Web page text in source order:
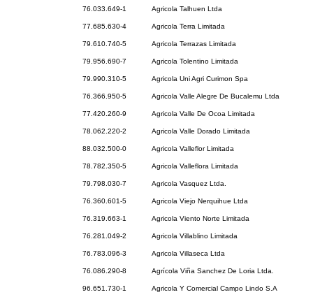
76.033.649-1 Agricola Talhuen Ltda
77.685.630-4 Agricola Terra Limitada
79.610.740-5 Agricola Terrazas Limitada
79.956.690-7 Agricola Tolentino Limitada
79.990.310-5 Agricola Uni Agri Curimon Spa
76.366.950-5 Agricola Valle Alegre De Bucalemu Ltda
77.420.260-9 Agricola Valle De Ocoa Limitada
78.062.220-2 Agricola Valle Dorado Limitada
88.032.500-0 Agricola Valleflor Limitada
78.782.350-5 Agricola Valleflora Limitada
79.798.030-7 Agricola Vasquez Ltda.
76.360.601-5 Agricola Viejo Nerquihue Ltda
76.319.663-1 Agricola Viento Norte Limitada
76.281.049-2 Agricola Villablino Limitada
76.783.096-3 Agricola Villaseca Ltda
76.086.290-8 Agrícola Viña Sanchez De Loria Ltda.
96.651.730-1 Agricola Y Comercial Campo Lindo S.A